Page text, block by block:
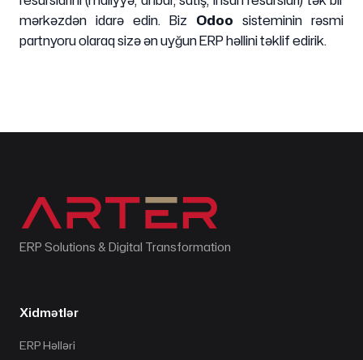
mərkəzdən idarə edin. Biz Odoo sisteminin rəsmi
partnyoru olaraq sizə ən uyğun ERP həllini təklif edirik.
ERP Solutions & Digital Transformation
Xidmətlər
ERP Həlləri